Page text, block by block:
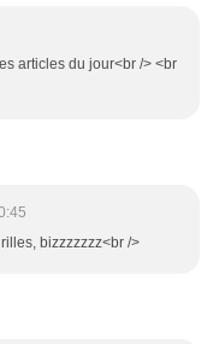
articles du jour<br /> <br
bizzzzzzz<br />